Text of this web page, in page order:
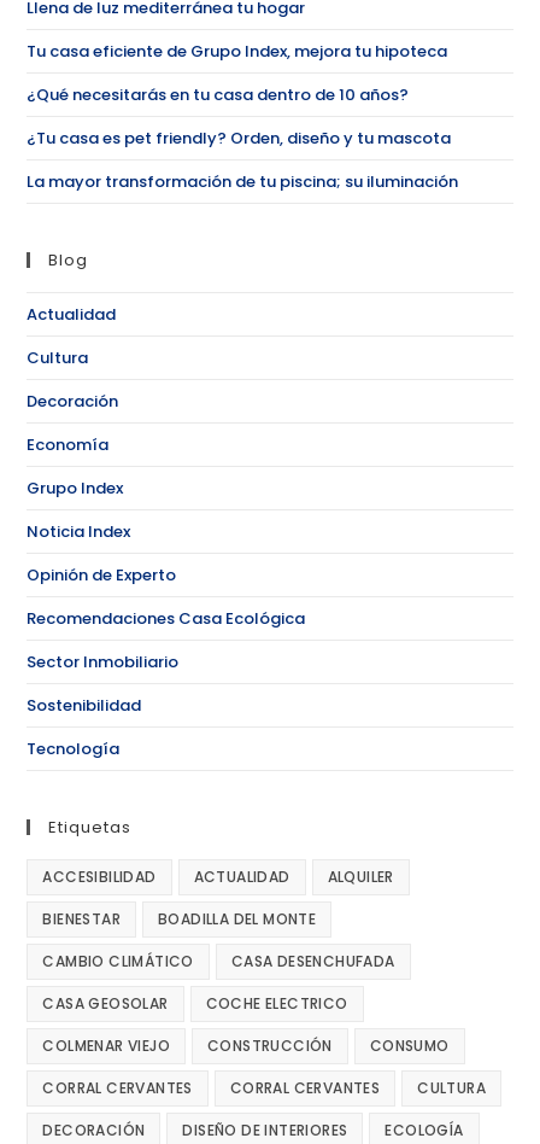
Llena de luz mediterránea tu hogar
Tu casa eficiente de Grupo Index, mejora tu hipoteca
¿Qué necesitarás en tu casa dentro de 10 años?
¿Tu casa es pet friendly? Orden, diseño y tu mascota
La mayor transformación de tu piscina; su iluminación
Blog
Actualidad
Cultura
Decoración
Economía
Grupo Index
Noticia Index
Opinión de Experto
Recomendaciones Casa Ecológica
Sector Inmobiliario
Sostenibilidad
Tecnología
Etiquetas
ACCESIBILIDAD ACTUALIDAD ALQUILER
BIENESTAR BOADILLA DEL MONTE
CAMBIO CLIMÁTICO CASA DESENCHUFADA
CASA GEOSOLAR COCHE ELECTRICO
COLMENAR VIEJO CONSTRUCCIÓN CONSUMO
CORRAL CERVANTES CORRAL CERVANTES CULTURA
DECORACIÓN DISEÑO DE INTERIORES ECOLOGÍA